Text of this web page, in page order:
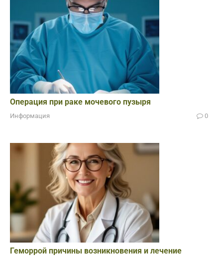
Операция при раке мочевого пузыря
Информация 0
Геморрой причины возникновения и лечение